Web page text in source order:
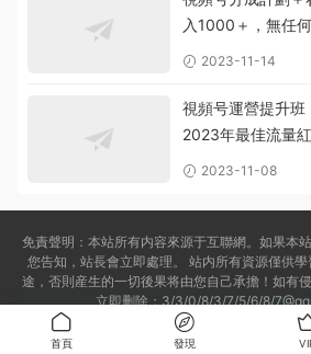
入1000＋，無任
2023-11-14
視頻号運營提升班
2023年最佳流量
2023-11-08
免責聲明：本站所有内容來源于互聯網。如果本
您告知，站長會立即處理。 站内所有資源僅供
途，否則産生的一切後果将由您自己承擔！如有
立即删除：3/3/0/8/3/7/5/6/8/
備案号:蘇ICP備
首頁 發現